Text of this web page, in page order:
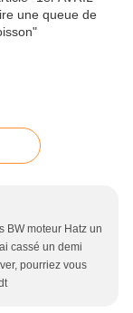
BW moteur Hatz un
cassé un demi
pourriez vous